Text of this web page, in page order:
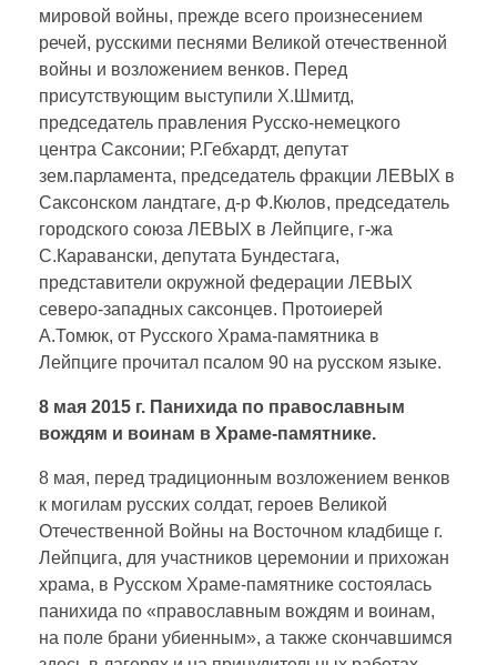
мировой войны, прежде всего произнесением
речей, русскими песнями Великой отечественной
войны и возложением венков. Перед
присутствующим выступили Х.Шмитд,
председатель правления Русско-немецкого
центра Саксонии; Р.Гебхардт, депутат
зем.парламента, председатель фракции ЛЕВЫХ в
Саксонском ландтаге, д-р Ф.Кюлов, председатель
городского союза ЛЕВЫХ в Лейпциге, г-жа
С.Каравански, депутата Бундестага,
представители окружной федерации ЛЕВЫХ
северо-западных саксонцев. Протоиерей
А.Томюк, от Русского Храма-памятника в
Лейпциге прочитал псалом 90 на русском языке.
8 мая 2015 г. Панихида по православным
вождям и воинам в Храме-памятнике.
8 мая, перед традиционным возложением венков
к могилам русских солдат, героев Великой
Отечественной Войны на Восточном кладбище г.
Лейпцига, для участников церемонии и прихожан
храма, в Русском Храме-памятнике состоялась
панихида по «православным вождям и воинам,
на поле брани убиенным», а также скончавшимся